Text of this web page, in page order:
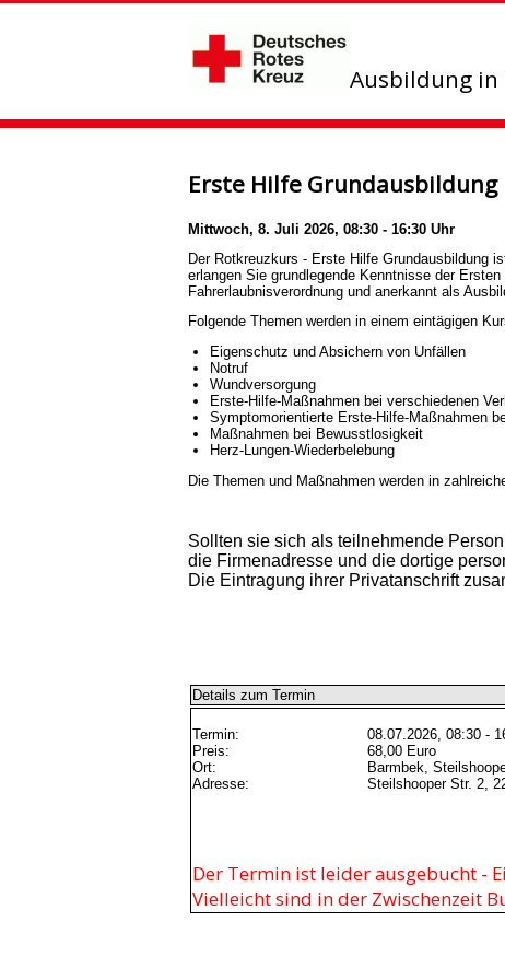
Ausbildung
Erste Hilfe Grundausbildung
Mittwoch, 8. Juli 2026, 08:30 - 16:30 Uhr
Der Rotkreuzkurs - Erste Hilfe Grundausbildung
erlangen Sie grundlegende Kenntnisse der
Fahrerlaubnisverordnung und anerkannt als
Folgende Themen werden in einem eintägigen
Eigenschutz und Absichern von Unfällen
Notruf
Wundversorgung
Erste-Hilfe-Maßnahmen bei verschiedenen
Symptomorientierte Erste-Hilfe-Maßnahmen
Maßnahmen bei Bewusstlosigkeit
Herz-Lungen-Wiederbelebung
Die Themen und Maßnahmen werden in
Sollten sie sich als teilnehmende
die Firmenadresse und die dortige
Die Eintragung ihrer Privatanschrift
Details zum Termin
Termin:
08.07.2026, 08:30 -
Preis:
68,00 Euro
Ort:
Barmbek,
Adresse:
Steilshooper Str. 2,
Der Termin ist leider ausgebucht -
Vielleicht sind in der Zwischenzeit